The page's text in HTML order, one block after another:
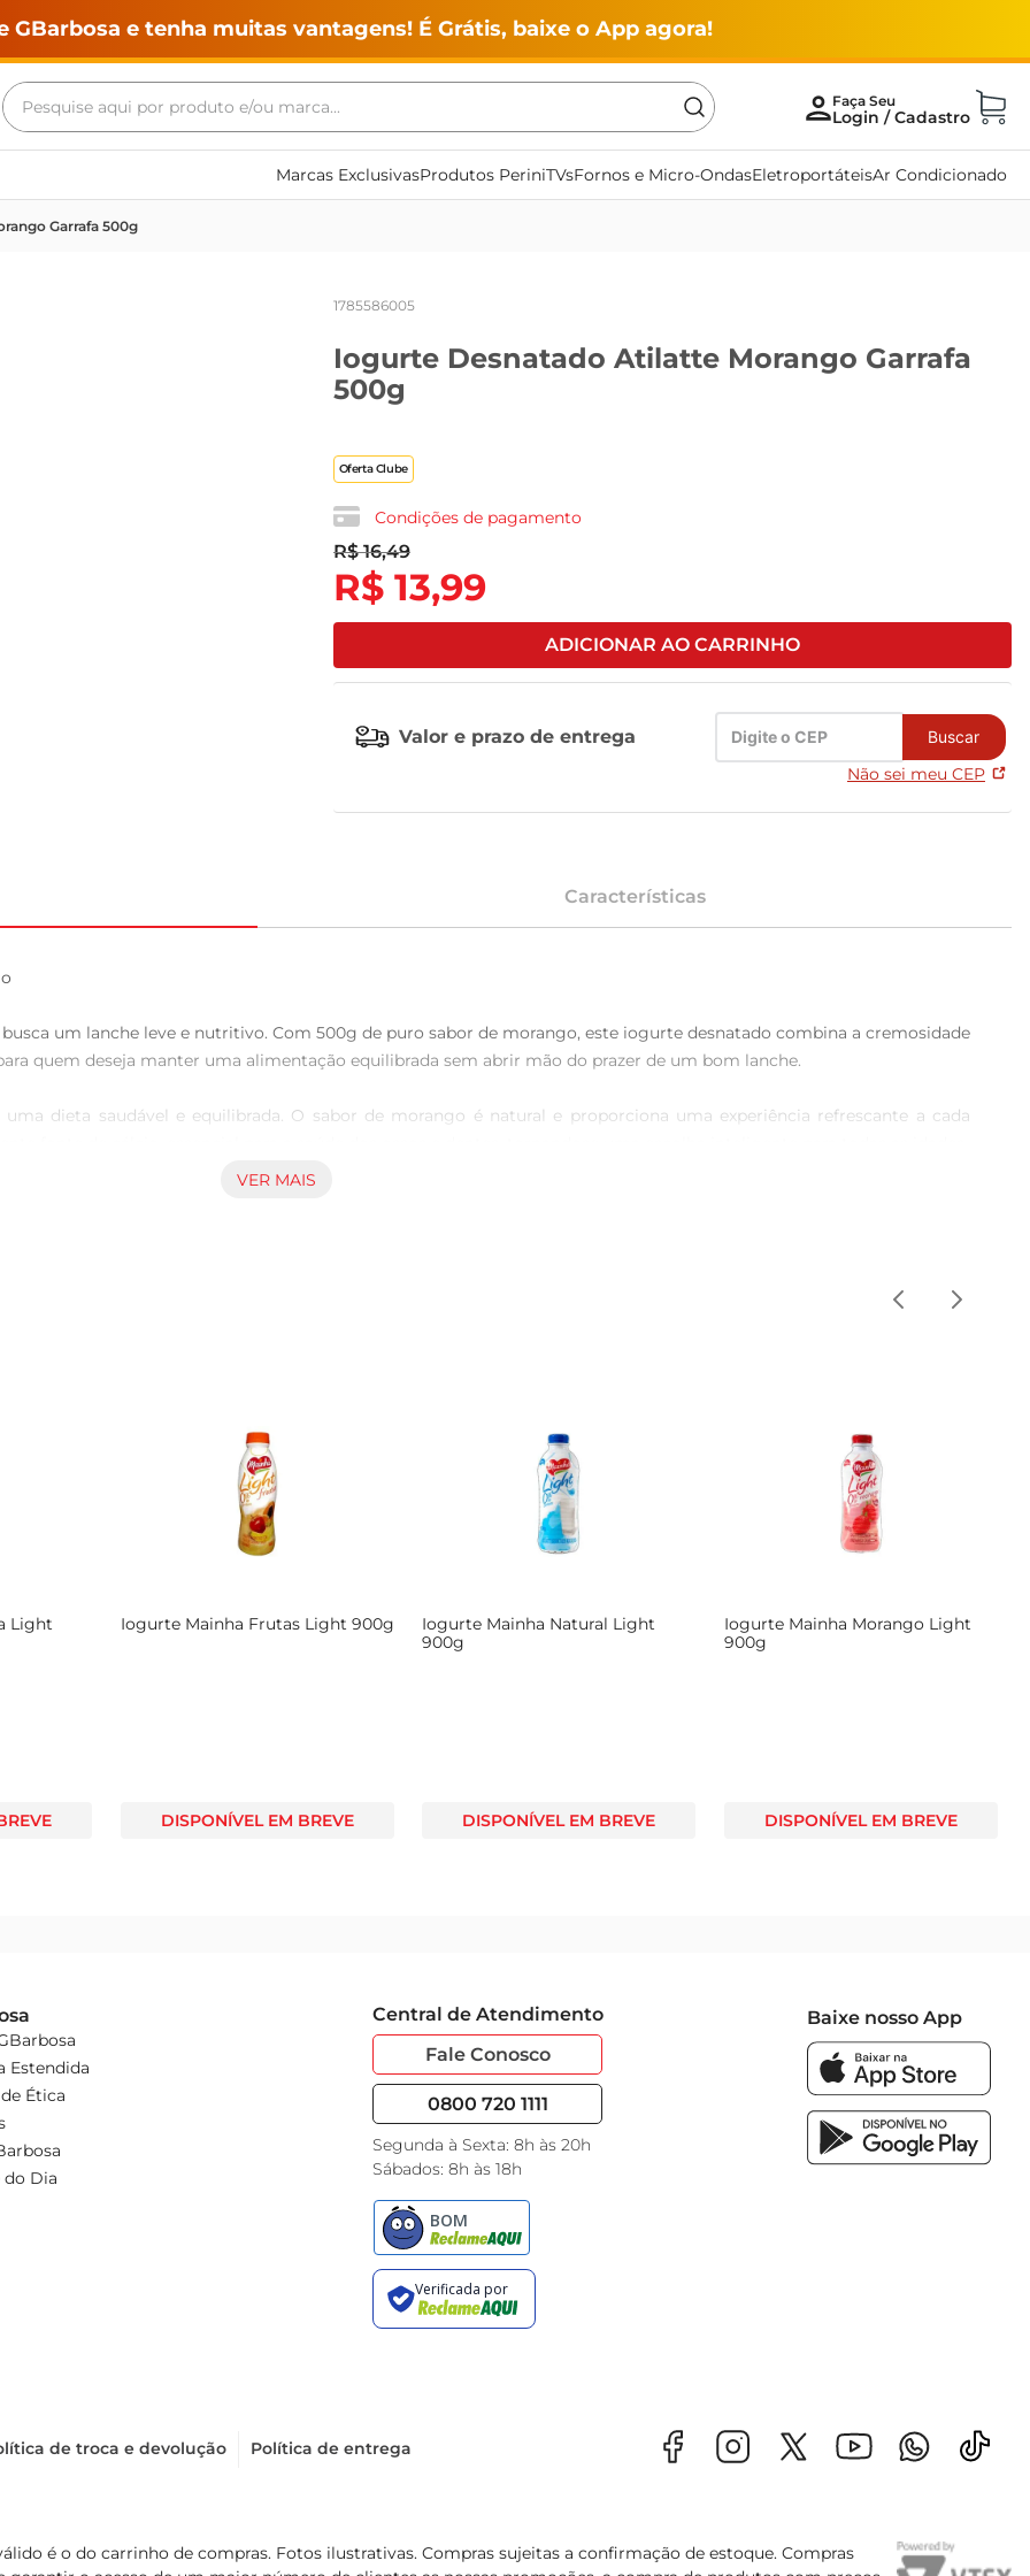
GBarbosa e tenha muitas vantagens! É Grátis, baixe o App agora!
Pesquise aqui por produto e/ou marca...
Marcas ExclusivasProdutos PeriniTVsFornos e Micro-OndasEletroportáteisAr Condicionado
Garrafa 500g
1785586005
Iogurte Desnatado Atilatte Morango Garrafa
500g
Oferta Clube
Condições de pagamento
R$ 16,49
R$ 13,99
ADICIONAR AO CARRINHO
Valor e prazo de entrega Buscar
Não sei meu CEP
Características
busca um lanche leve e nutritivo. Com 500g de puro sabor de morango, este iogurte desnatado combina a cremosidade
quem deseja manter uma alimentação equilibrada sem abrir mão do prazer de um bom lanche.
dieta saudável e equilibrada. O sabor de morango é natural e proporciona uma experiência refrescante a cada
sempre buscando oferecer opções que aliam sabor e saúde. O IOG ATILATTE DESN é produzido com ingredientes
VER MAIS
Light
Iogurte Mainha Frutas Light 900g
DISPONÍVEL EM BREVE
Iogurte Mainha Natural Light
900g
DISPONÍVEL EM BREVE
Iogurte Mainha Morango Light
900g
DISPONÍVEL EM BREVE
Estendida
Ética
do Dia
Central de Atendimento
Fale Conosco
0800 720 1111
Segunda à Sexta: 8h às 20h
Sábados: 8h às 18h
Baixe nosso App
de troca e devolução Política de entrega
é o do carrinho de compras. Fotos ilustrativas. Compras sujeitas a confirmação de estoque. Compras
Termos mais buscados
maquina lavar